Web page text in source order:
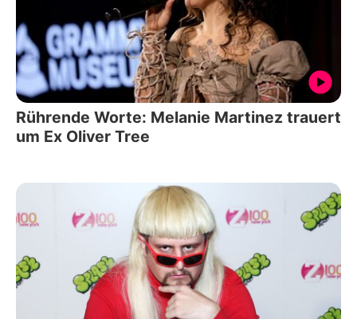
Rührende Worte: Melanie Martinez trauert
um Ex Oliver Tree